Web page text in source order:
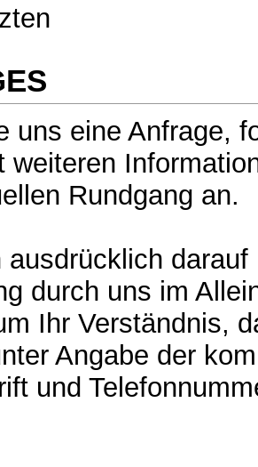
uns eine Anfrage,
weiteren
Rundgang an.
ausdrücklich
durch uns im
Ihr Verständnis,
Angabe der
und